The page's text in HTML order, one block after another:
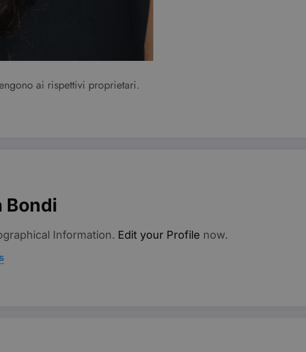
ai rispettivi proprietari.
Bondi
Information. Edit your Profile now.
Scadenza
3 mesi
Automattic Inc.
Sessione